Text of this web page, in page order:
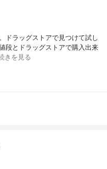
ドラッグストアで見つけて試し
段とドラッグストアで購入出来
きを見る